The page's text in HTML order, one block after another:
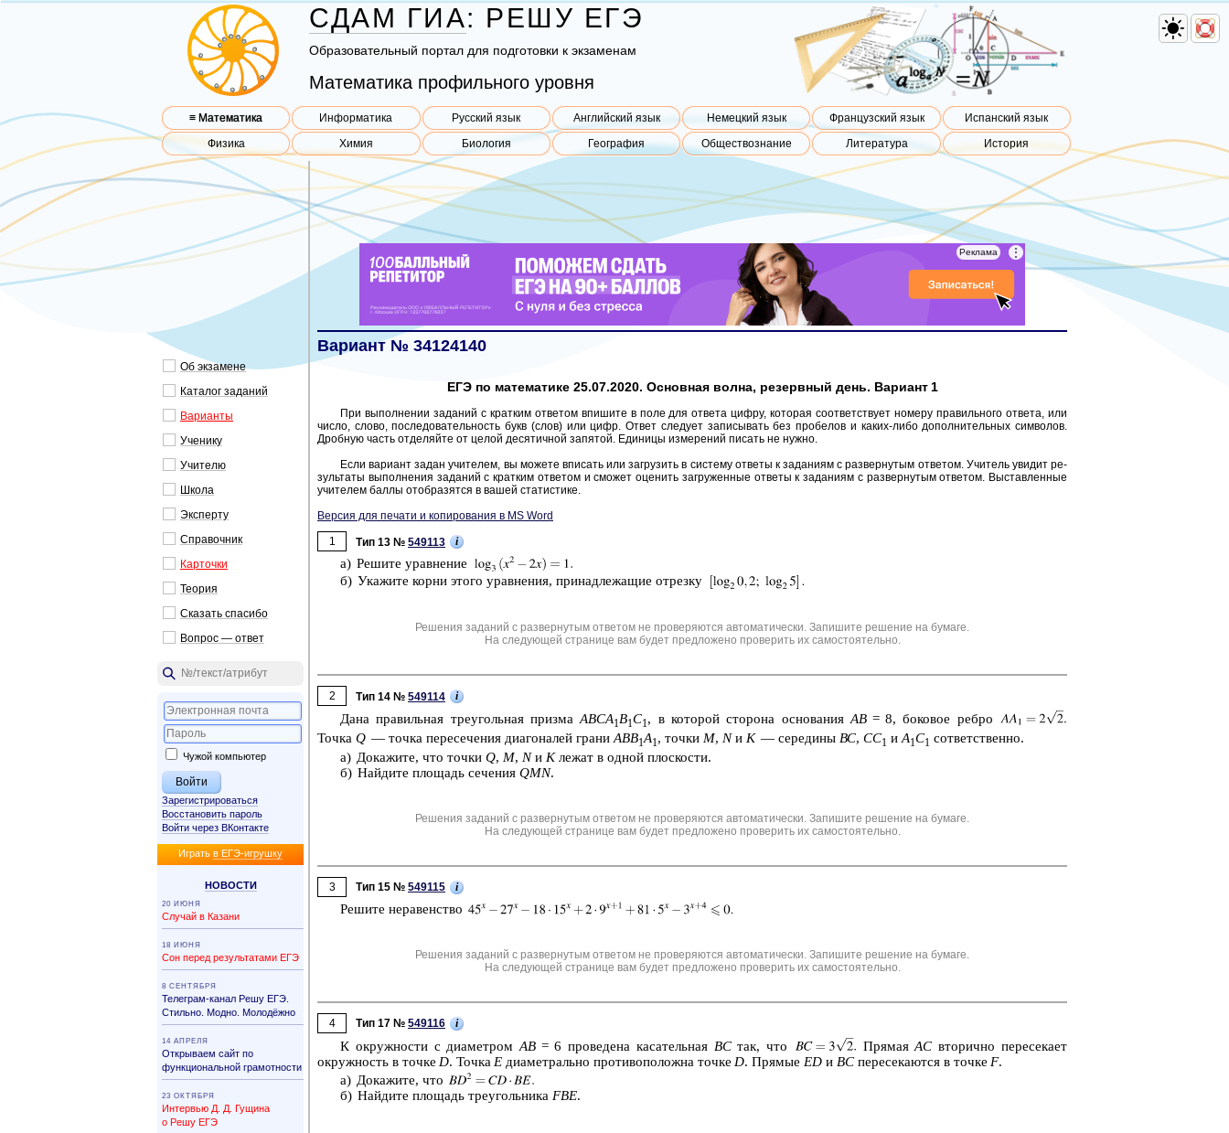
СДАМ ГИА: РЕШУ ЕГЭ
Об­ра­зо­ва­тель­ный пор­тал для под­го­тов­ки к эк­за­ме­нам
Математика профильного уровня
≡ Математика Информатика Русский язык Английский язык Немецкий язык Французский язык
Испанский язык
Физика
Химия Биология География Обществознание Литература История
Об эк­за­ме­не
Ка­та­лог за­да­ний
Ва­ри­ан­ты
Уче­ни­ку
Учи­те­лю
Школа
Экс­пер­ту
Спра­воч­ник
Кар­точ­ки
Тео­рия
Ска­зать спа­си­бо
Во­прос — ответ
Чужой компьютер
Зарегистрироваться
Восстановить пароль
Войти через ВКонтакте
Иг­рать в ЕГЭ-иг­руш­ку
НО­ВО­СТИ
20 ИЮНЯ
Случай в Казани
18 ИЮНЯ
Сон перед результатами ЕГЭ
8 СЕНТЯБРЯ
Телеграм-канал Решу ЕГЭ.
Стильно. Модно. Молодёжно
14 АПРЕЛЯ
Открываем сайт по
функциональной грамотности
23 ОКТЯБРЯ
Интервью Д. Д. Гущина
о Решу ЕГЭ
⋮
Реклама ⋮
Реклама
Вариант № 34124140
ЕГЭ по математике 25.07.2020. Основная волна, резервный день. Вариант 1
При вы­пол­не­нии за­да­ний с крат­ким от­ве­том впи­ши­те в поле для от­ве­та цифру, ко­то­рая со­от­вет­ству­ет но­ме­ру пра­виль­но­го от­ве­та, или
число, слово, по­сле­до­ва­тель­ность букв (слов) или цифр. Ответ сле­ду­ет за­пи­сы­вать без про­бе­лов и каких-либо до­пол­ни­тель­ных сим­во­лов.
Дроб­ную часть от­де­ляй­те от целой де­ся­тич­ной за­пя­той. Еди­ни­цы из­ме­ре­ний пи­сать не нужно.
Если ва­ри­ант задан учи­те­лем, вы мо­же­те впи­сать или за­гру­зить в си­сте­му от­ве­ты к за­да­ни­ям с раз­вер­ну­тым от­ве­том. Учи­тель уви­дит ре­
зуль­та­ты вы­пол­не­ния за­да­ний с крат­ким от­ве­том и смо­жет оце­нить за­гру­жен­ные от­ве­ты к за­да­ни­ям с раз­вер­ну­тым от­ве­том. Вы­став­лен­ные
учи­те­лем баллы отоб­ра­зят­ся в вашей ста­ти­сти­ке.
Версия для печати и копирования в MS Word
1
Тип 13 № 549113 i
а) Ре­ши­те урав­не­ние
б) Ука­жи­те корни этого урав­не­ния, при­над­ле­жа­щие от­рез­ку
Решения заданий с развернутым ответом не проверяются автоматически. Запишите решение на бумаге.
На следующей странице вам будет предложено проверить их самостоятельно.
2 Тип 14 № 549114 i
Дана пра­виль­ная тре­уголь­ная приз­маABCA1B1C1, в ко­то­рой сто­ро­на ос­но­ва­ния AB= 8, бо­ко­вое ребро
Точка Q — точка пе­ре­се­че­ния диа­го­на­лей грани ABB1А1 , точки M, Nи K— се­ре­ди­ны ВС, СC1 и А1C1 cот­вет­ствен­но.
а) До­ка­жи­те, что точки Q, M, Nи Kлежат в одной плос­ко­сти.
б) Най­ди­те пло­щадь се­че­ния QMN.
Решения заданий с развернутым ответом не проверяются автоматически. Запишите решение на бумаге.
На следующей странице вам будет предложено проверить их самостоятельно.
3 Тип 15 № 549115 i
Ре­ши­те не­ра­вен­ство
Решения заданий с развернутым ответом не проверяются автоматически. Запишите решение на бумаге.
На следующей странице вам будет предложено проверить их самостоятельно.
4 Тип 17 № 549116 i
К окруж­но­сти с диа­мет­ромAB = 6 про­ве­де­на ка­са­тель­ная BCтак, что Пря­маяACвто­рич­но пе­ре­се­ка­ет
окруж­ность в точке D. Точка E диа­мет­раль­но про­ти­во­по­лож­на точке D. Пря­мые ED и BC пе­ре­се­ка­ют­ся в точке F.
а) До­ка­жи­те, что
б) Най­ди­те пло­щадь тре­уголь­ни­ка FBE.